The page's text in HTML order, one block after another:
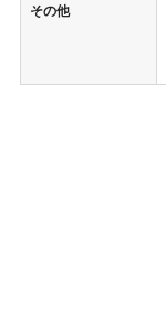
その他